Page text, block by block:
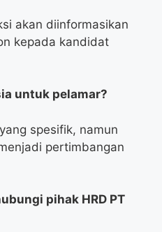
akan diinformasikan
kepada kandidat
untuk pelamar?
spesifik, namun
pertimbangan
pihak HRD PT